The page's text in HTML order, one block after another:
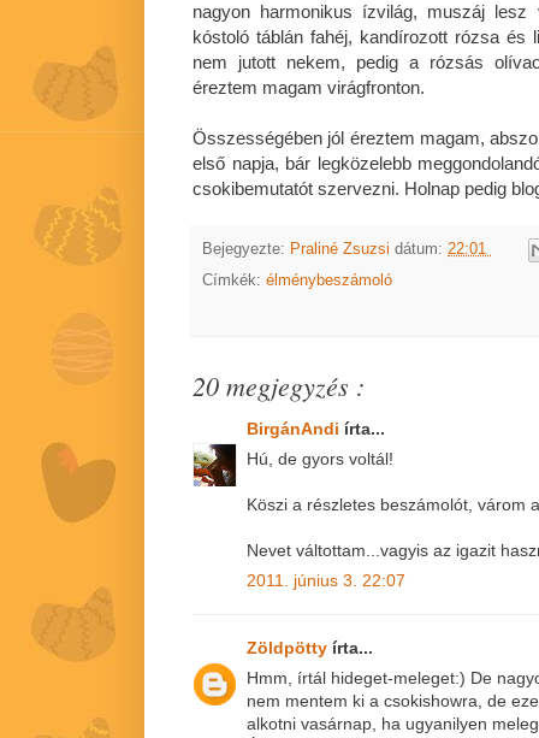
nagyon harmonikus ízvilág, muszáj lesz
kóstoló táblán fahéj, kandírozott rózsa
nem jutott nekem, pedig a rózsás
éreztem magam virágfronton.
Összességében jól éreztem magam,
első napja, bár legközelebb
csokibemutatót szervezni. Holnap pedig
Bejegyezte: Praliné Zsuzsi dátum: 22:01
Címkék: élménybeszámoló
20 megjegyzés :
BirgánAndi írta...
Hú, de gyors voltál!
Köszi a részletes beszámolót, várom
Nevet váltottam...vagyis az igazit
2011. június 3. 22:07
Zöldpötty írta...
Hmm, írtál hideget-meleget:) De
nem mentem ki a csokishowra, de
alkotni vasárnap, ha ugyanilyen